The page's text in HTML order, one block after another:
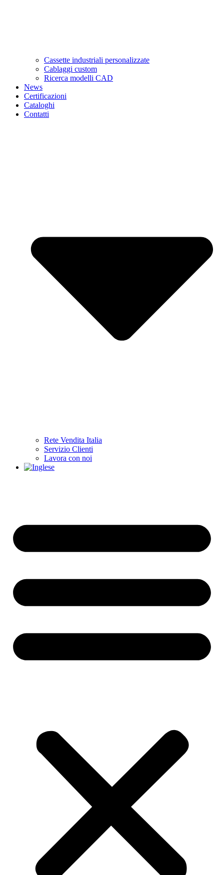
Cassette industriali personalizzate
Cablaggi custom
Ricerca modelli CAD
News
Certificazioni
Cataloghi
Contatti
Rete Vendita Italia
Servizio Clienti
Lavora con noi